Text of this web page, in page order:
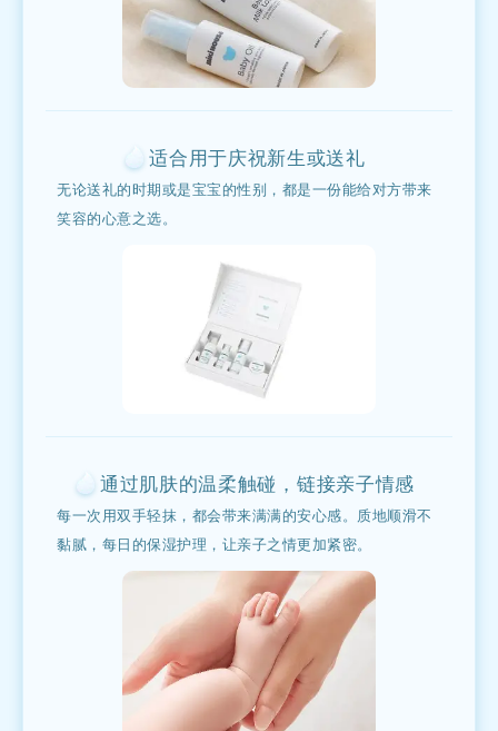
适合用于庆祝新生或送礼
无论送礼的时期或是宝宝的性别， 都是一份能给对方带来
笑容的心意之选。
通过肌肤的温柔触碰，链接亲子情感
每一次用双手轻抹，都会带来满满的安心感。质地顺滑不
黏腻，每日的保湿护理，让亲子之情更加紧密。